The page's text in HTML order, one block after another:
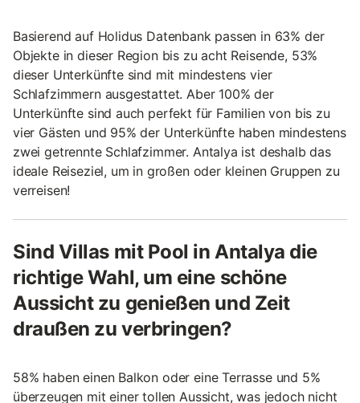
Basierend auf Holidus Datenbank passen in 63% der
Objekte in dieser Region bis zu acht Reisende, 53%
dieser Unterkünfte sind mit mindestens vier
Schlafzimmern ausgestattet. Aber 100% der
Unterkünfte sind auch perfekt für Familien von bis zu
vier Gästen und 95% der Unterkünfte haben mindestens
zwei getrennte Schlafzimmer. Antalya ist deshalb das
ideale Reiseziel, um in großen oder kleinen Gruppen zu
verreisen!
Sind Villas mit Pool in Antalya die
richtige Wahl, um eine schöne
Aussicht zu genießen und Zeit
draußen zu verbringen?
58% haben einen Balkon oder eine Terrasse und 5%
überzeugen mit einer tollen Aussicht, was jedoch nicht